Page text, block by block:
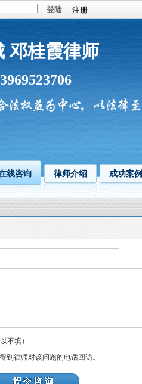
注册
邓桂霞律师
线咨询 律师介绍 成功案例
不填）
到律师对该问题的电话回访。